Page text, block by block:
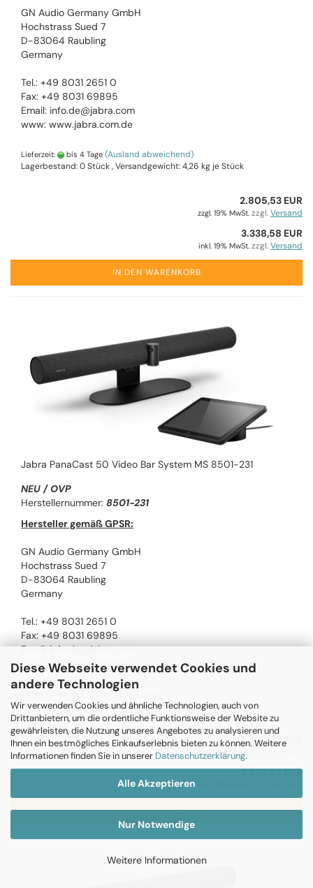
Diese Webseite verwendet Cookies und
andere Technologien
Wir verwenden Cookies und ähnliche Technologien, auch von
Drittanbietern, um die ordentliche Funktionsweise der Website zu
gewährleisten, die Nutzung unseres Angebotes zu analysieren und
Ihnen ein bestmögliches Einkaufserlebnis bieten zu können. Weitere
Informationen finden Sie in unserer Datenschutzerklärung.
Alle Akzeptieren
Nur Notwendige
Weitere Informationen
GN Audio Germany GmbH
Hochstrass Sued 7
D-83064 Raubling
Germany
Tel.: +49 8031 2651 0
Fax: +49 8031 69895
Email: info.de@jabra.com
www: www.jabra.com.de
Lieferzeit: bis 4 Tage (Ausland abweichend)
Lagerbestand: 0 Stück , Versandgewicht:4,26 kg je Stück
2.805,53 EUR
zzgl. 19% MwSt. zzgl.Versand
3.338,58 EUR
inkl. 19% MwSt. zzgl.Versand
IN DEN WARENKORB
Jabra PanaCast 50 Video Bar System MS 8501-231
NEU / OVP
Herstellernummer: 8501-231
Hersteller gemäß GPSR:
GN Audio Germany GmbH
Hochstrass Sued 7
D-83064 Raubling
Germany
Tel.: +49 8031 2651 0
Fax: +49 8031 69895
Email: info.de@jabra.com
www: www.jabra.com.de
(Ausland abweichend)
Lagerbestand: 0 Stück , Versandgewicht:4,5kg je Stück
2.805,53 EUR
zzgl. 19% MwSt.
3.338,58 EUR
IN DEN WARENKORB